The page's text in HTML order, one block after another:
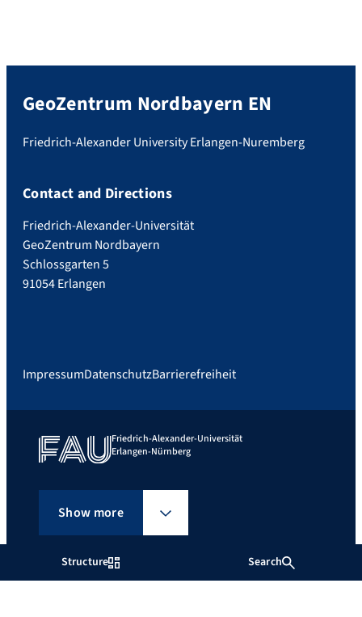
Structure Search
GeoZentrum Nordbayern EN
Friedrich-Alexander University Erlangen-Nuremberg
Contact and Directions
Friedrich-Alexander-Universität
GeoZentrum Nordbayern
Schlossgarten 5
91054 Erlangen
ImpressumDatenschutzBarrierefreiheit
Friedrich-Alexander-Universität
Erlangen-Nürnberg
Show more